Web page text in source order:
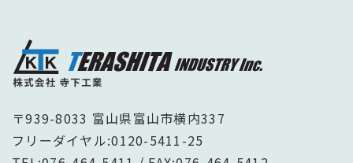
〒939-8033 富山県富山市横内337
フリーダイヤル:0120-5411-25